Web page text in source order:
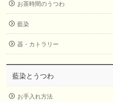
お茶時間のうつわ
藍染
器・カトラリー
藍染とうつわ
お手入れ方法